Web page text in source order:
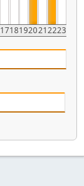
17181920212223